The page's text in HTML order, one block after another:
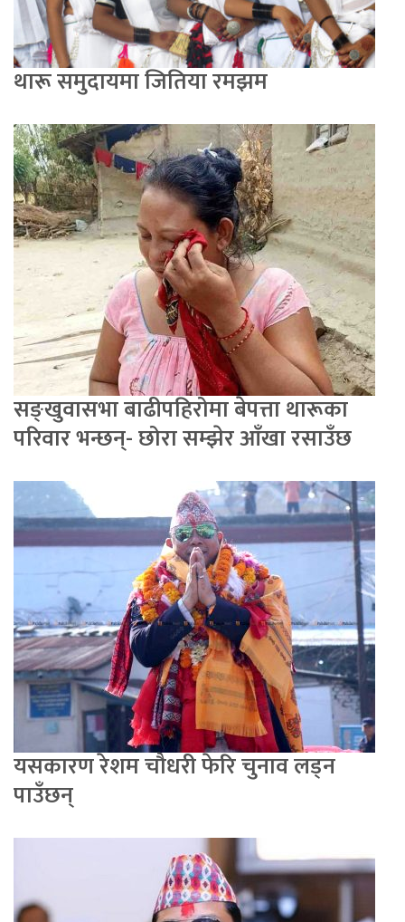
थारू समुदायमा जितिया रमझम
सङ्खुवासभा बाढीपहिरोमा बेपत्ता थारूका
परिवार भन्छन्- छोरा सम्झेर आँखा रसाउँछ
यसकारण रेशम चौधरी फेरि चुनाव लड्न
पाउँछन्